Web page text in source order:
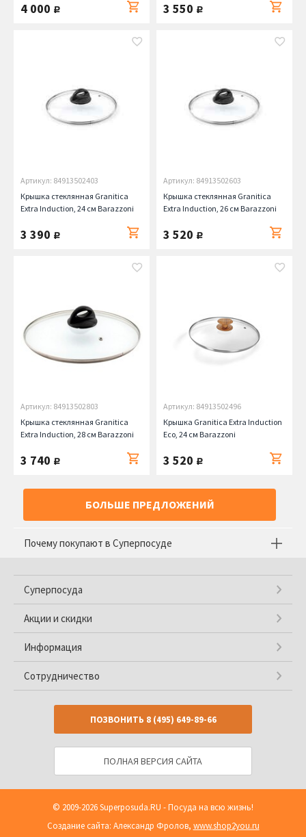
4 000 руб. 3 550 руб.
Артикул: 84913502403
Крышка стеклянная Granitica
Extra Induction, 24 см Barazzoni
3 390 руб.
Артикул: 84913502603
Крышка стеклянная Granitica
Extra Induction, 26 см Barazzoni
3 520 руб.
Артикул: 84913502803
Крышка стеклянная Granitica
Extra Induction, 28 см Barazzoni
3 740 руб.
Артикул: 84913502496
Крышка Granitica Extra Induction
Eco, 24 см Barazzoni
3 520 руб.
БОЛЬШЕ ПРЕДЛОЖЕНИЙ
Почему покупают в Суперпосуде
Суперпосуда
Акции и скидки
Информация
Сотрудничество
ПОЗВОНИТЬ 8 (495) 649-89-66
ПОЛНАЯ ВЕРСИЯ САЙТА
© 2009-2026Superposuda.RU - Посуда на всю жизнь!
Создание сайта: Александр Фролов, www.shop2you.ru